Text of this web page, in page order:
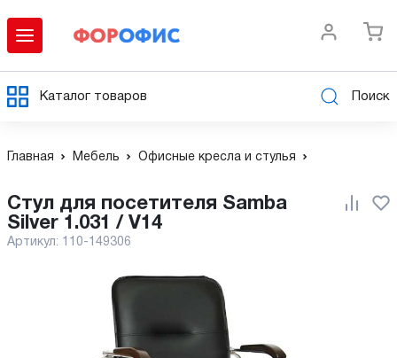
Каталог товаров Поиск
Главная Мебель Офисные кресла и стулья
Стул для посетителя Samba
Silver 1.031 / V14
Артикул: 110-149306